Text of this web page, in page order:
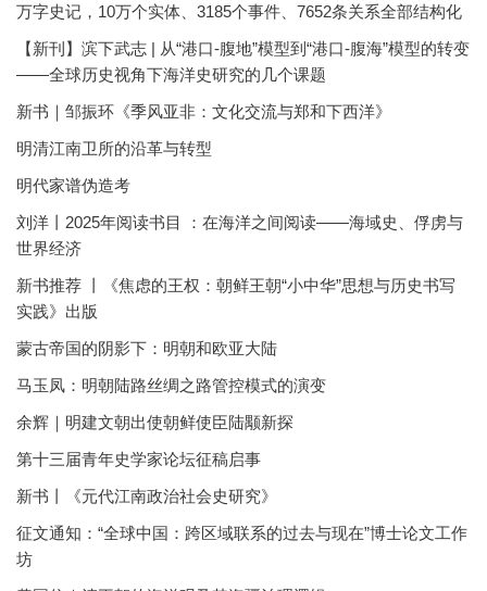
万字史记，10万个实体、3185个事件、7652条关系全部结构化
【新刊】滨下武志 | 从“港口-腹地”模型到“港口-腹海”模型的转变
——全球历史视角下海洋史研究的几个课题
新书｜邹振环《季风亚非：文化交流与郑和下西洋》
明清江南卫所的沿革与转型
明代家谱伪造考
刘洋丨2025年阅读书目 ：在海洋之间阅读——海域史、俘虏与
世界经济
新书推荐 丨《焦虑的王权：朝鲜王朝“小中华”思想与历史书写
实践》出版
蒙古帝国的阴影下：明朝和欧亚大陆
马玉凤：明朝陆路丝绸之路管控模式的演变
余辉｜明建文朝出使朝鲜使臣陆颙新探
第十三届青年史学家论坛征稿启事
新书丨《元代江南政治社会史研究》
征文通知：“全球中国：跨区域联系的过去与现在”博士论文工作
坊